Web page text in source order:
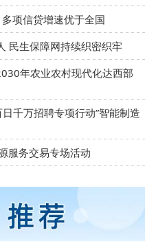
项信贷增速优于全国
民生保障网持续织密织牢
年农业农村现代化达西部
千万招聘专项行动”智能制造
服务交易专场活动